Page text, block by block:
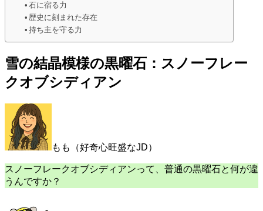
石に宿る力
歴史に刻まれた存在
持ち主を守る力
雪の結晶模様の黒曜石：スノーフレー
クオブシディアン
もも（好奇心旺盛なJD）
スノーフレークオブシディアンって、普通の黒曜石と何が違
うんですか？